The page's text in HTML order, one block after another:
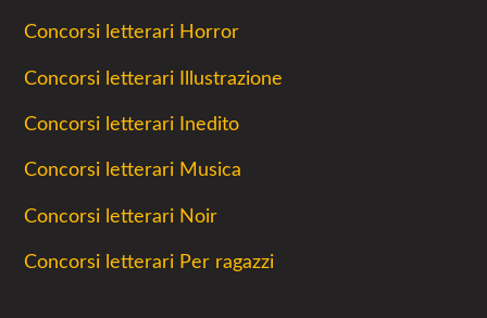
Concorsi letterari Horror
Concorsi letterari Illustrazione
Concorsi letterari Inedito
Concorsi letterari Musica
Concorsi letterari Noir
Concorsi letterari Per ragazzi